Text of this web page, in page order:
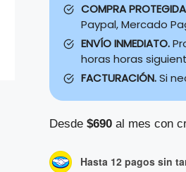
COMPRA PROTEGIDA
Paypal, Mercado
ENVÍO INMEDIATO.
horas horas
FACTURACIÓN.Si
Desde $690al mes con
Hasta 12 pagos sin